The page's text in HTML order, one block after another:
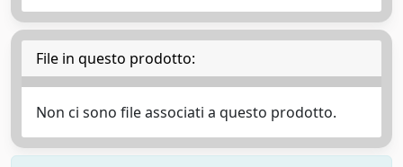
File in questo prodotto:
Non ci sono file associati a questo prodotto.